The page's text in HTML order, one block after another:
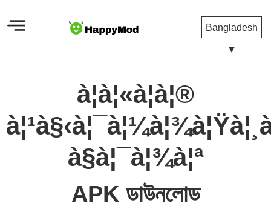
Bangladesh
▼
à¦à¦«à¦à¦®
à§à¦¯à¦¾à¦ª
APK ডাউনলোড